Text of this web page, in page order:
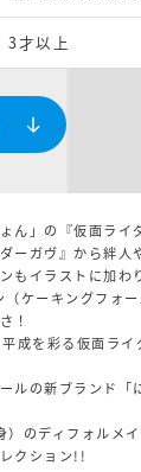
3才以上
ん」の『仮面ライ
ーガヴ』から絆人
もイラストに加わ
（ケーキングフォ
！
成を彩る仮面ライ
ルの新ブランド「
）のディフォルメ
クション!!